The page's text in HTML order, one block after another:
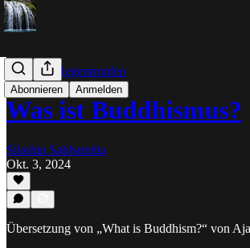
Abonnieren Anmelden
Dhamma-Regentropfen
Was ist Buddhismus?
Silashin Sabbamitta
Okt. 3, 2024
Übersetzung von „What is Buddhism?“ von